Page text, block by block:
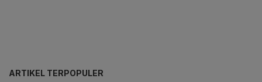
ARTIKEL TERPOPULER